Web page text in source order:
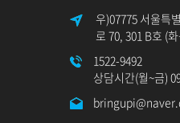
8. 개인정
회사는 이
'쿠키
특화되고 맞
우)07775 서울특
로 70, 301 B호 (
1522-9492
상담시간(월~금)